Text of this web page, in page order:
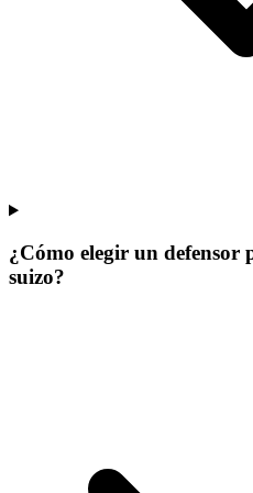
¿Cómo elegir un defensor
suizo?